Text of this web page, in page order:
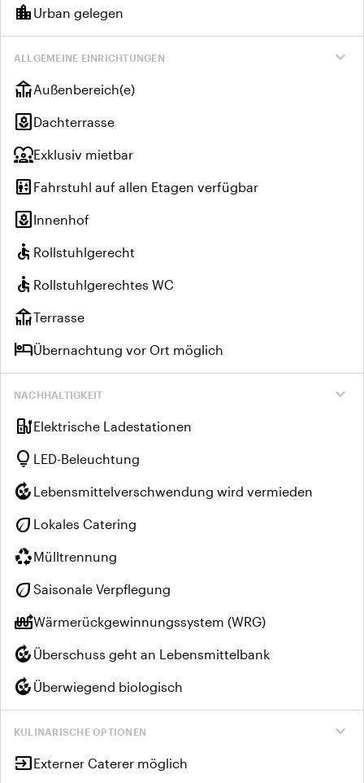
location_city Urban gelegen
expand_more
ALLGEMEINE EINRICHTUNGEN
deckAußenbereich(e)
yardDachterrasse
diversity_1Exklusiv mietbar
elevator Fahrstuhl auf allen Etagen verfügbar
yardInnenhof
accessible Rollstuhlgerecht
accessible Rollstuhlgerechtes WC
deckTerrasse
hotelÜbernachtung vor Ort möglich
expand_more
NACHHALTIGKEIT
ev_chargerElektrische Ladestationen
lightbulb LED-Beleuchtung
compost Lebensmittelverschwendung wird vermieden
eco Lokales Catering
recyclingMülltrennung
eco Saisonale Verpflegung
heat_pump_balanceWärmerückgewinnungssystem (WRG)
compost Überschuss geht an Lebensmittelbank
compost Überwiegend biologisch
expand_more
KULINARISCHE OPTIONEN
inputExterner Caterer möglich